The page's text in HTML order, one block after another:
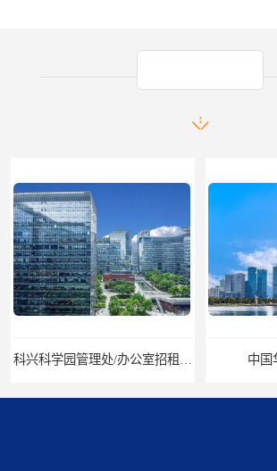
科兴科学园管理处/办公室招租/租金价格 中国